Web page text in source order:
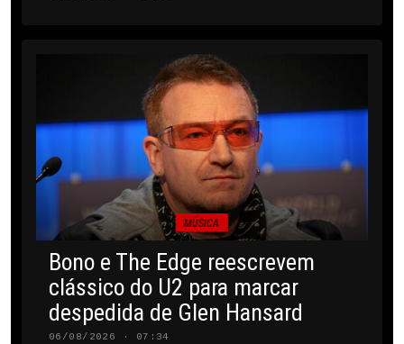
MÚSICA
Bono e The Edge reescrevem
clássico do U2 para marcar
despedida de Glen Hansard
06/08/2026 · 07:34